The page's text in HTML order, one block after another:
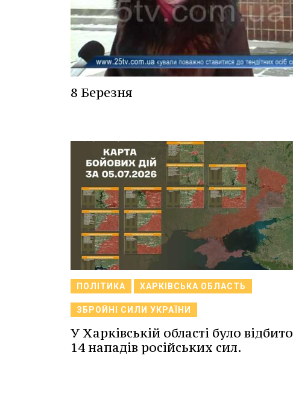
8 Березня
ПОЛІТИКА ХАРКІВСЬКА ОБЛАСТЬ
ЗБРОЙНІ СИЛИ УКРАЇНИ
У Харківській області було відбито
14 нападів російських сил.